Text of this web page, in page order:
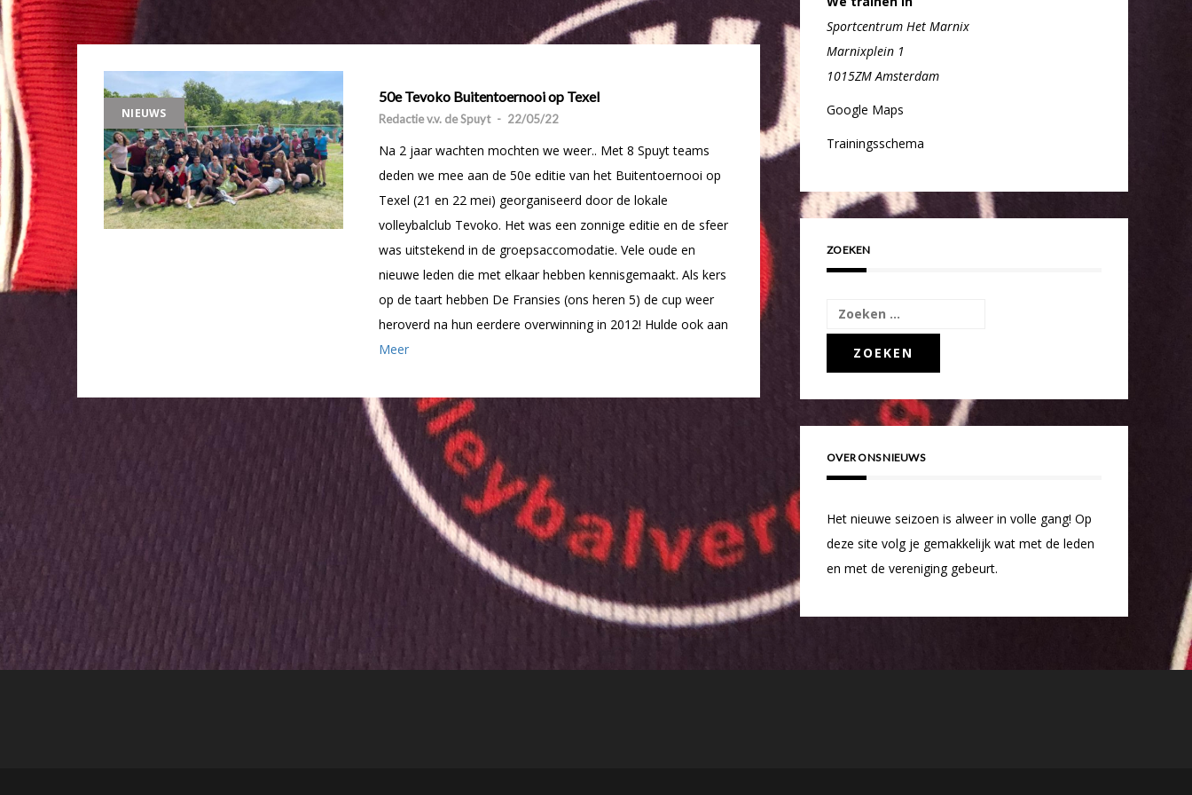
NIEUWS
50e Tevoko Buitentoernooi op Texel
Redactie v.v. de Spuyt - 22/05/22
Na 2 jaar wachten mochten we weer.. Met 8 Spuyt teams
deden we mee aan de 50e editie van het Buitentoernooi op
Texel (21 en 22 mei) georganiseerd door de lokale
volleybalclub Tevoko. Het was een zonnige editie en de sfeer
was uitstekend in de groepsaccomodatie. Vele oude en
nieuwe leden die met elkaar hebben kennisgemaakt. Als kers
op de taart hebben De Fransies (ons heren 5) de cup weer
heroverd na hun eerdere overwinning in 2012! Hulde ook aan
Meer
Sportcentrum Het Marnix
Marnixplein 1
1015ZM Amsterdam
Google Maps
Trainingsschema
ZOEKEN
Zoeken
naar:
OVER ONS NIEUWS
Het nieuwe seizoen is alweer in volle gang! Op
deze site volg je gemakkelijk wat met de leden
en met de vereniging gebeurt.